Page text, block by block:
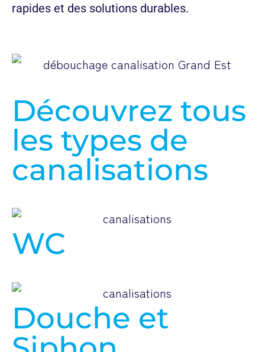
rapides et des solutions durables.
Découvrez tous
les types de
canalisations
WC
Douche et